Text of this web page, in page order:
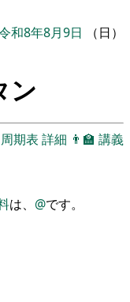
和8年8月9日 （日）
ン
周期表 詳細 👨‍🏫 講義
は、 @です。